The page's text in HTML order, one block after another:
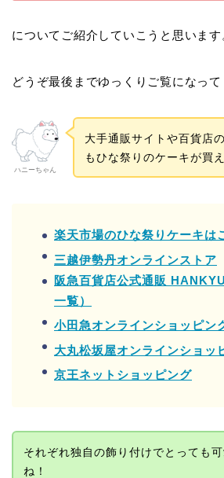
についてご紹介していこうと思います
どうぞ最後までゆっくりご覧になって
ハニーちゃん
大手通販サイトや百貨店
もひな祭りのケーキが買
楽天市場のひな祭りケーキは
三越伊勢丹オンラインストア
阪急百貨店公式通販
一覧）
小田急オンラインショッピン
大丸松坂屋オンラインショッ
京王ネットショッピング
それぞれ独自の飾り付けでとっても
ね！